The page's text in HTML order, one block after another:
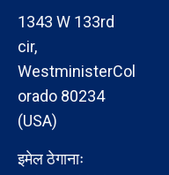
1343 W 133rd
cir,
WestministerCol
orado 80234
(USA)
इमेल ठेगानाः